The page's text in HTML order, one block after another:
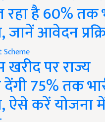
रहा है 60% तक
जानें आवेदन
खरीद पर राज्य
75% तक
ऐसे करें योजना